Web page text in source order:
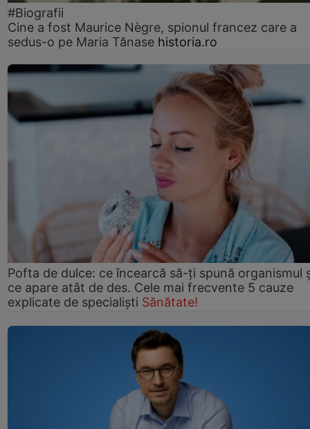
#Biografii
Cine a fost Maurice Nègre, spionul francez care a
sedus-o pe Maria Tănase historia.ro
Pofta de dulce: ce încearcă să-ți spună organismul
ce apare atât de des. Cele mai frecvente 5 cauze
explicate de specialiști Sănătate!